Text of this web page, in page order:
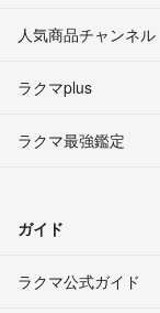
人気商品チャンネル
ラクマplus
ラクマ最強鑑定
ガイド
ラクマ公式ガイド